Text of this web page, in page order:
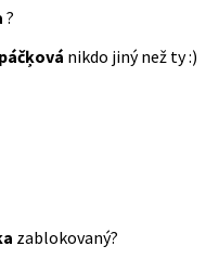
?
nikdo jiný než ty :)
zablokovaný?